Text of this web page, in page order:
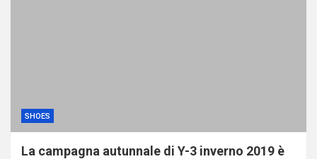
SHOES
La campagna autunnale di Y-3 inverno 2019 è